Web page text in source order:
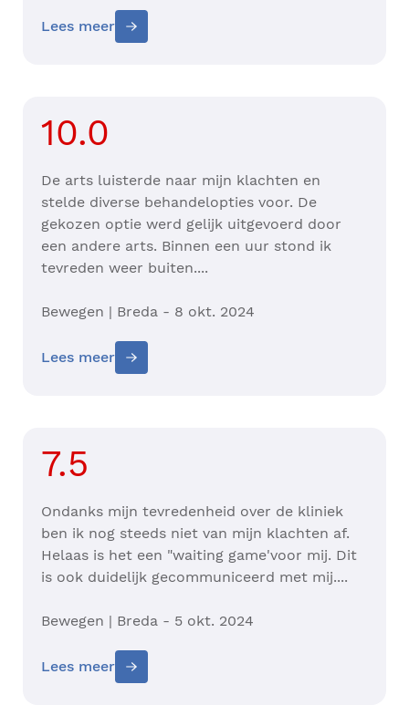
Lees meer
10.0
De arts luisterde naar mijn klachten en
stelde diverse behandelopties voor. De
gekozen optie werd gelijk uitgevoerd door
een andere arts. Binnen een uur stond ik
tevreden weer buiten....
Bewegen | Breda - 8 okt. 2024
Lees meer
7.5
Ondanks mijn tevredenheid over de kliniek
ben ik nog steeds niet van mijn klachten af.
Helaas is het een "waiting game'voor mij. Dit
is ook duidelijk gecommuniceerd met mij....
Bewegen | Breda - 5 okt. 2024
Lees meer